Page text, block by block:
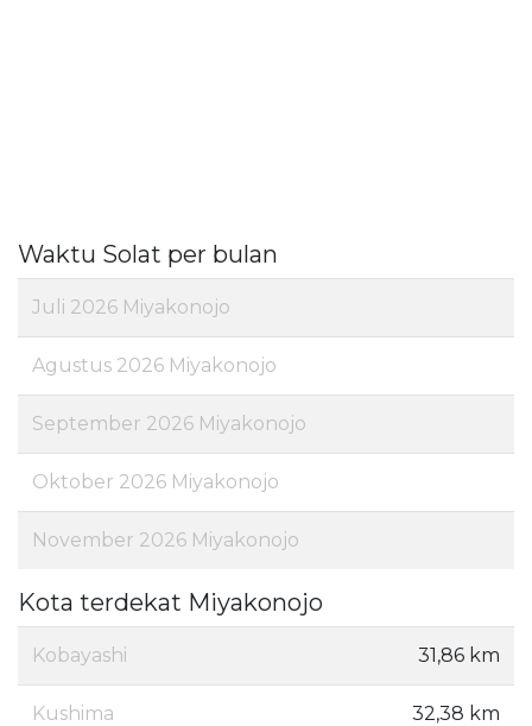
Waktu Solat per bulan
Juli 2026 Miyakonojo
Agustus 2026 Miyakonojo
September 2026 Miyakonojo
Oktober 2026 Miyakonojo
November 2026 Miyakonojo
Kota terdekat Miyakonojo
Kobayashi 31,86 km
Kushima 32,38 km